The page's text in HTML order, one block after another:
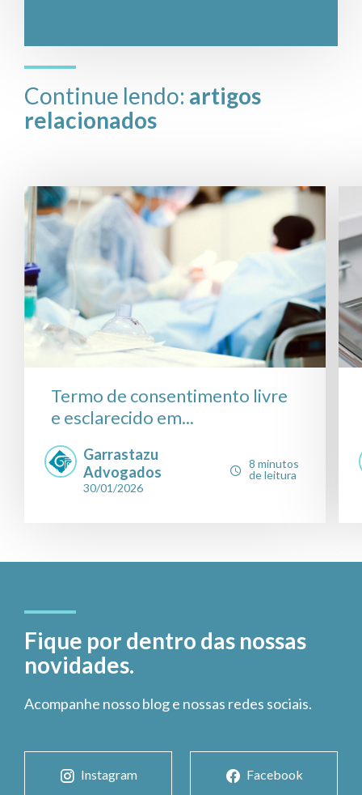
Continue lendo: artigos
relacionados
Termo de consentimento livre
e esclarecido em...
Garrastazu
Advogados
30/01/2026
8 minutos
de leitura
Fique por dentro das nossas
novidades.
Acompanhe nosso blog e nossas redes sociais.
Instagram Facebook